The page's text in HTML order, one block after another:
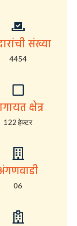
संख्या
4454
क्षेत्र
122 हेक्टर
06